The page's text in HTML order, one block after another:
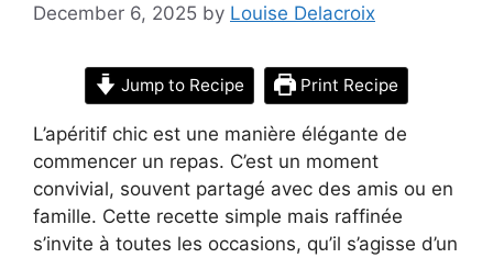
December 6, 2025 by Louise Delacroix
Jump to Recipe Print Recipe
L’apéritif chic est une manière élégante de
commencer un repas. C’est un moment
convivial, souvent partagé avec des amis ou en
famille. Cette recette simple mais raffinée
s’invite à toutes les occasions, qu’il s’agisse d’un